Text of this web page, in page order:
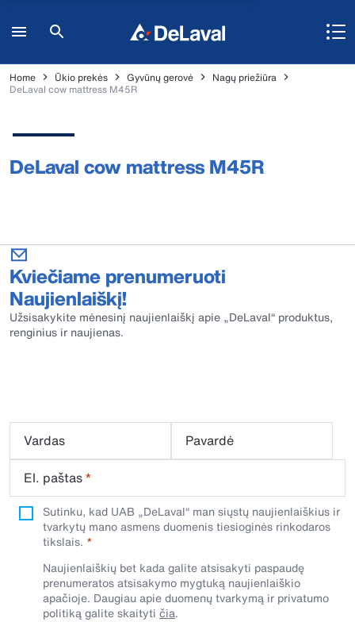
Home Ūkio prekės Gyvūnų gerovė
Nagų priežiūra
DeLaval cow mattress M45R
DeLaval cow mattress M45R
Kviečiame prenumeruoti
Naujienlaiškį!
Užsisakykite mėnesinį naujienlaiškį apie „DeLaval“ produktus,
renginius ir naujienas.
Vardas
Pavardė
El. paštas*
Sutinku, kad UAB „DeLaval“ man siųstų naujienlaiškius ir
tvarkytų mano asmens duomenis tiesioginės rinkodaros
tikslais.
Naujienlaiškių bet kada galite atsisakyti paspaudę
prenumeratos atsisakymo mygtuką naujienlaiškio
apačioje. Daugiau apie duomenų tvarkymą ir privatumo
politiką galite skaityti čia.